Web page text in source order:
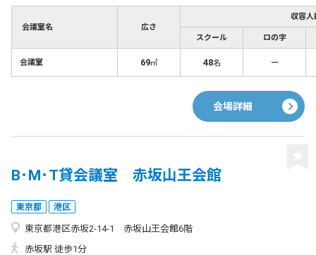
会議室名 広さ
収容人
スクール ロの字
会議室 69㎡ 48名 －
会場詳細
B･M･T貸会議室 赤坂山王会館
東京都 港区
東京都港区赤坂2-14-1 赤坂山王会館6階
赤坂駅 徒歩1分